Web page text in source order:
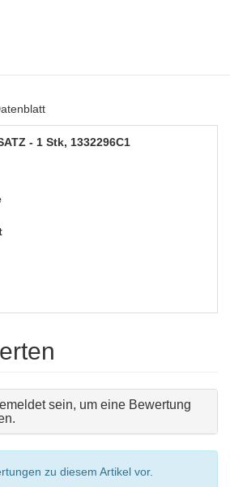
- 1 Stk, 1332296C1
sein, um eine Bewertung
zu diesem Artikel vor.